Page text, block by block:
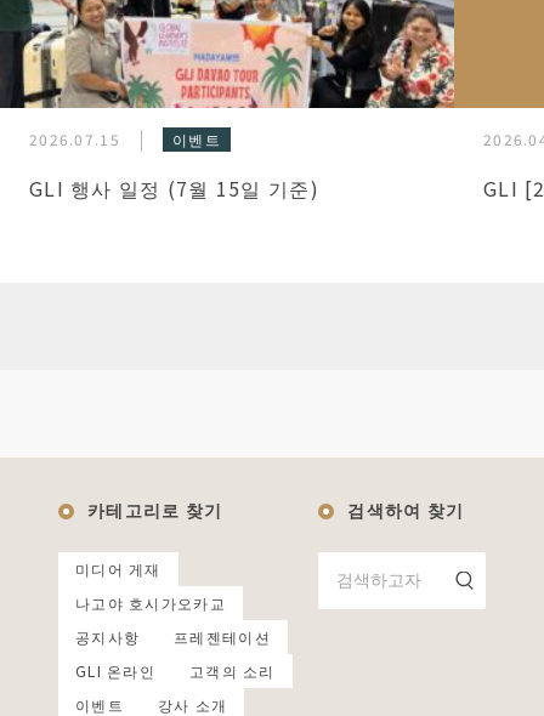
2026.07.15 이벤트
GLI 행사 일정 (7월 15일 기준) GLI
카테고리로 찾기
미디어 게재
나고야 호시가오카교
공지사항
프레젠테이션
GLI 온라인
고객의 소리
이벤트
강사 소개
검색하여 찾기